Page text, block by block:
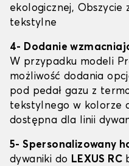
ekologicznej, Obszycie
tekstylne
4- Dodanie
W przypadku modeli
możliwość dodania
pod pedał gazu z
tekstylnego w kolorze
dostępna dla linii
5- Spersonalizowany
dywaniki do LEXUS RC